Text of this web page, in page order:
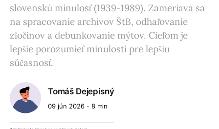
slovenskú minulosť (1939-1989). Zameriava sa
na spracovanie archívov ŠtB, odhaľovanie
zločinov a debunkovanie mýtov. Cieľom je
lepšie porozumieť minulosti pre lepšiu
súčasnosť.
Tomáš Dejepisný
09 jún 2026 8 min